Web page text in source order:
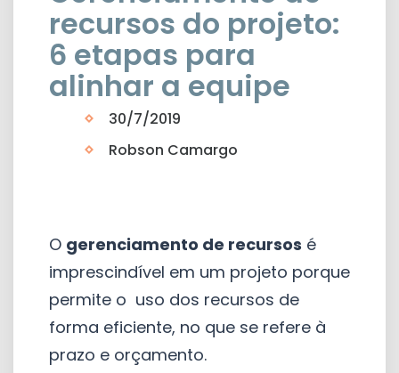
recursos do projeto:
6 etapas para
alinhar a equipe
30/7/2019
Robson Camargo
O gerenciamento de recursos é
imprescindível em um projeto porque
permite o uso dos recursos de
forma eficiente, no que se refere à
prazo e orçamento.